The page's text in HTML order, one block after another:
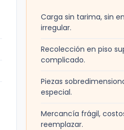
Carga sin tarima, sin
irregular.
Recolección en piso
complicado.
Piezas
especial.
Mercancía frágil,
reemplazar.